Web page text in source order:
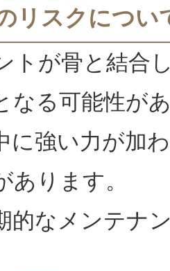
リスクについ
トが骨と結合
なる可能性が
に強い力が加
あります。
的なメンテナ